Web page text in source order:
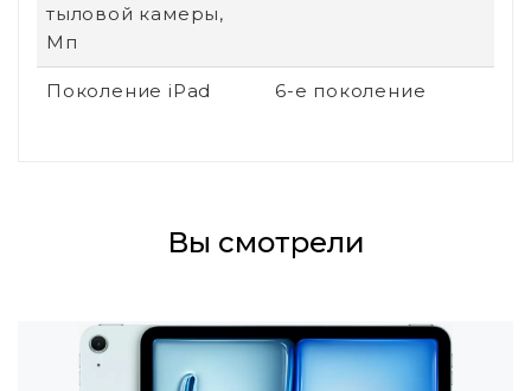
тыловой камеры,
Мп
Поколение iPad 6-е поколение
Вы смотрели